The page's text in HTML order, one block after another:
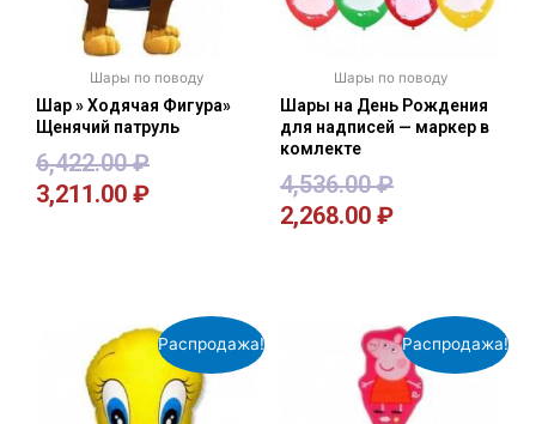
Шары по поводу
Шар » Ходячая Фигура»
Щенячий патруль
6,422.00₽
3,211.00 ₽
Шары по поводу
Шары на День Рождения
для надписей — маркер в
комлекте
4,536.00₽
2,268.00 ₽
Распродажа! Распродажа!